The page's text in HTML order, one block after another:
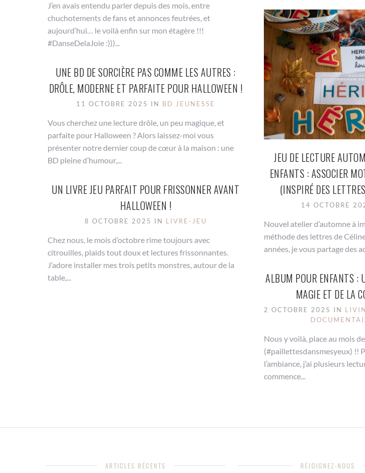
J’en avais entendu parler depuis des mois, entre
chuchotements de fans et annonces feutrées, et
aujourd’hui… le voilà enfin sur mon étagère !!!
#DanseDelaJoie :)))...
JEU DE LECTURE
ENFANTS : ASSOCIER
(INSPIRÉ DES
14 OCTOBRE
Nouvel atelier d’automne à
méthode des lettres de
années, je vous partage des
UNE BD DE SORCIÈRE PAS COMME LES AUTRES :
DRÔLE, MODERNE ET PARFAITE POUR HALLOWEEN !
11 OCTOBRE 2025 IN BD JEUNESSE
Vous cherchez une lecture drôle, un peu magique, et
parfaite pour Halloween ? Alors laissez-moi vous
présenter notre dernier coup de cœur à la maison : une
BD pleine d’humour,...
UN LIVRE JEU PARFAIT POUR FRISSONNER AVANT
HALLOWEEN !
8 OCTOBRE 2025 IN LIVRE-JEU
Chez nous, le mois d’octobre rime toujours avec
citrouilles, plaids tout doux et lectures frissonnantes.
J’adore installer mes trois petits monstres, autour de la
table,...
ALBUM POUR ENFANTS :
MAGIE ET DE LA
2 OCTOBRE 2025 IN
Nous y voilà, place au mois
(#paillettesdansmesyeux) !!
l’ambiance, j’ai plusieurs
commence...
ARTICLES RÉCENTS REJOIGNEZ-NOUS